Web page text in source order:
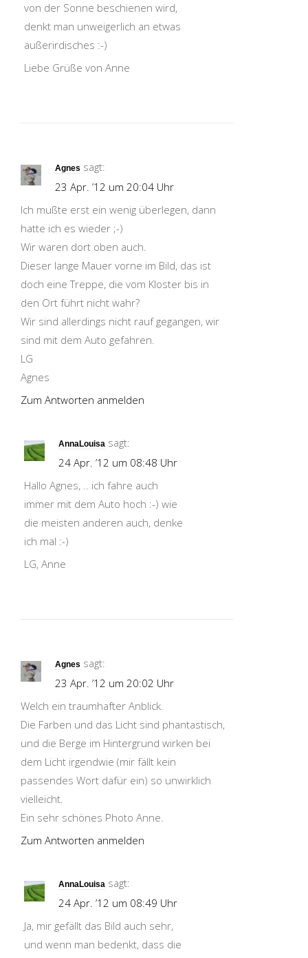
von der Sonne beschienen wird,
denkt man unweigerlich an etwas
außerirdisches :-)
Liebe Grüße von Anne
Agnes sagt:
23 Apr. ’12 um 20:04 Uhr
Ich mußte erst ein wenig überlegen, dann
hatte ich es wieder ;-)
Wir waren dort oben auch.
Dieser lange Mauer vorne im Bild, das ist
doch eine Treppe, die vom Kloster bis in
den Ort führt nicht wahr?
Wir sind allerdings nicht rauf gegangen, wir
sind mit dem Auto gefahren.
LG
Agnes
Zum Antworten anmelden
AnnaLouisa sagt:
24 Apr. ’12 um 08:48 Uhr
Hallo Agnes, .. ich fahre auch
immer mit dem Auto hoch :-) wie
die meisten anderen auch, denke
ich mal :-)
LG, Anne
Agnes sagt:
23 Apr. ’12 um 20:02 Uhr
Welch ein traumhafter Anblick.
Die Farben und das Licht sind phantastisch,
und die Berge im Hintergrund wirken bei
dem Licht irgendwie (mir fällt kein
passendes Wort dafür ein) so unwirklich
vielleicht.
Ein sehr schönes Photo Anne.
Zum Antworten anmelden
AnnaLouisa sagt:
24 Apr. ’12 um 08:49 Uhr
Ja, mir gefällt das Bild auch sehr,
und wenn man bedenkt, dass die